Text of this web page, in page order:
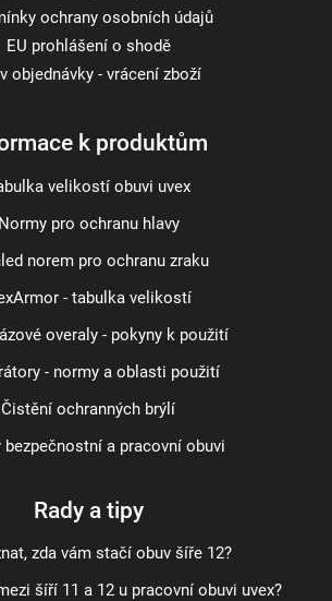
ochrany osobních údajů
EU prohlášení o shodě
objednávky - vrácení zboží
k produktům
velikostí obuvi uvex
Normy pro ochranu hlavy
norem pro ochranu zraku
- tabulka velikostí
overaly - pokyny k použití
- normy a oblasti použití
Čistění ochranných brýlí
bezpečnostní a pracovní obuvi
Rady a tipy
zda vám stačí obuv šíře 12?
šíří 11 a 12 u pracovní obuvi uvex?